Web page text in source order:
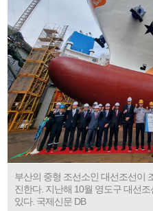
부산의 중형 조선소인 대선조선이
진한다. 지난해 10월 영도구 대선
있다. 국제신문 DB